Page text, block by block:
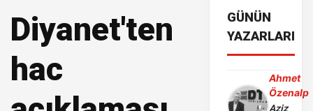
Diyanet'ten
hac
GÜNÜN
YAZARLARI
Ahmet
Özenalp
Aziz